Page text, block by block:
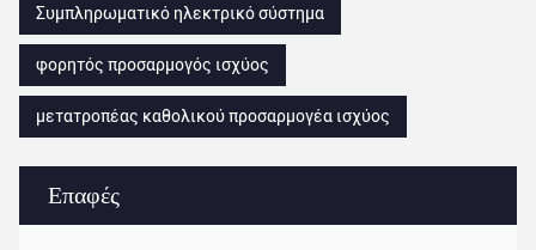
Επαφές
Συμπληρωματικό ηλεκτρικό σύστημα
φορητός προσαρμογός ισχύος
μετατροπέας καθολικού προσαρμογέα ισχύος